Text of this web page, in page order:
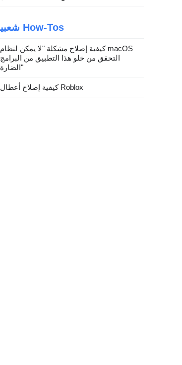
شعبية How-Tos
كيفية إصلاح مشكلة "لا يمكن لنظام macOS
التحقق من خلو هذا التطبيق من البرامج
الضارة"
كيفية إصلاح أعطال Roblox